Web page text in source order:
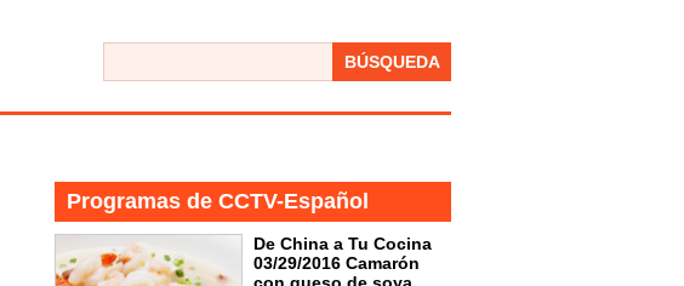
BÚSQUEDA
Programas de CCTV-Español
De China a Tu Cocina
03/29/2016 Camarón